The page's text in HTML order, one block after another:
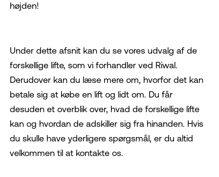
højden!
Under dette afsnit kan du se vores udvalg af de
forskellige lifte, som vi forhandler ved Riwal.
Derudover kan du læse mere om, hvorfor det kan
betale sig at købe en lift og lidt om. Du får
desuden et overblik over, hvad de forskellige lifte
kan og hvordan de adskiller sig fra hinanden. Hvis
du skulle have yderligere spørgsmål, er du altid
velkommen til at kontakte os.